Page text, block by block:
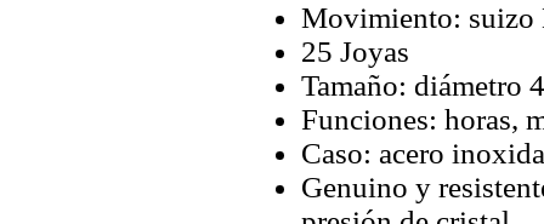
Movimiento: suizo
25 Joyas
Tamaño: diámetro
Funciones: horas,
Caso: acero
Genuino y